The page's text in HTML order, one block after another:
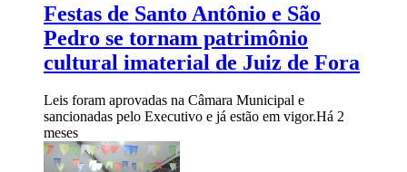
Festas de Santo Antônio e São
Pedro se tornam patrimônio
cultural imaterial de Juiz de Fora
Leis foram aprovadas na Câmara Municipal e
sancionadas pelo Executivo e já estão em vigor.Há 2
meses